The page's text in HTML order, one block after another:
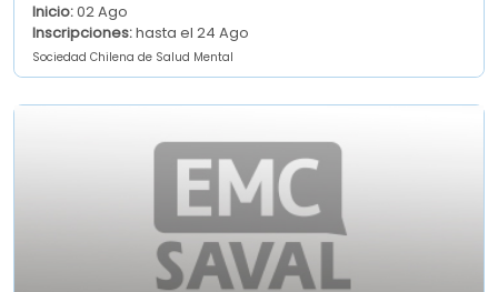
Inicio:02 Ago
Inscripciones:hasta el 24 Ago
Sociedad Chilena de Salud Mental